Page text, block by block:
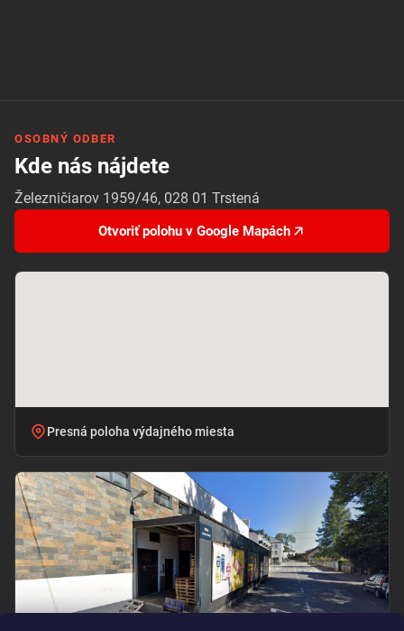
OSOBNÝ ODBER
Kde nás nájdete
Železničiarov 1959/46, 028 01 Trstená
Otvoriť polohu v Google Mapách
Presná poloha výdajného miesta